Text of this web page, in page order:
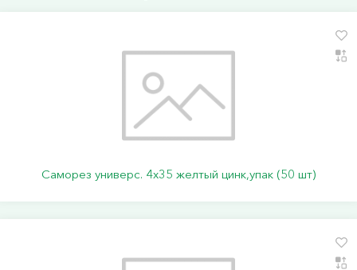
Саморез универс. 4х35 желтый цинк,упак (50 шт)